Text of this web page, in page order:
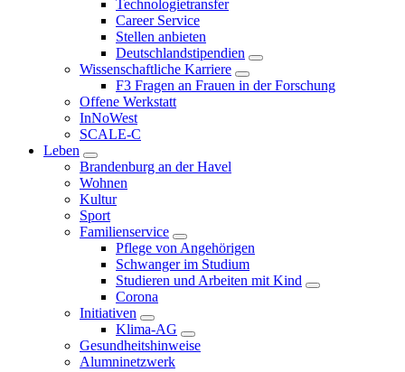
Technologietransfer
Career Service
Stellen anbieten
Deutschlandstipendien
Wissenschaftliche Karriere
F3 Fragen an Frauen in der Forschung
Offene Werkstatt
InNoWest
SCALE-C
Leben
Brandenburg an der Havel
Wohnen
Kultur
Sport
Familienservice
Pflege von Angehörigen
Schwanger im Studium
Studieren und Arbeiten mit Kind
Corona
Initiativen
Klima-AG
Gesundheitshinweise
Alumninetzwerk